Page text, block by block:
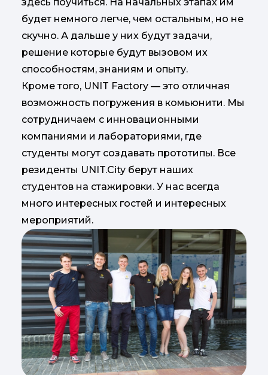
будет немного легче, чем остальным, но не
скучно. А дальше у них будут задачи,
решение которые будут вызовом их
способностям, знаниям и опыту.
Кроме того, UNIT Factory — это отличная
возможность погружения в комьюнити. Мы
сотрудничаем с инновационными
компаниями и лабораториями, где
студенты могут создавать прототипы. Все
резиденты UNIT.City берут наших
студентов на стажировки. У нас всегда
много интересных гостей и интересных
мероприятий.